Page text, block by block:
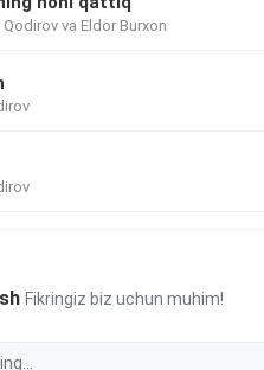
va Eldor Burxon
Fikringiz biz uchun muhim!